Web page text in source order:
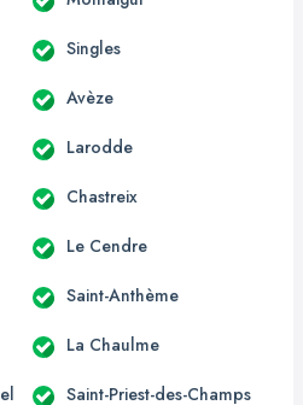
Singles
Avèze
Larodde
Chastreix
Le Cendre
Saint-Anthème
La Chaulme
Saint-Priest-des-Champs